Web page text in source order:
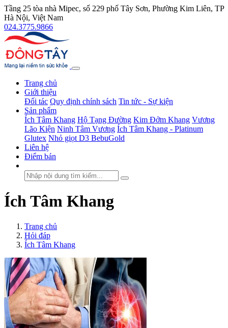
Tầng 25 tòa nhà Mipec, số 229 phố Tây Sơn, Phường Kim Liên, TP
Hà Nội, Việt Nam
024.3775.9866
Trang chủ
Giới thiệu
Đối tác Quy định chính sách Tin tức - Sự kiện
Sản phẩm
Ích Tâm Khang Hộ Tạng Đường Kim Đởm Khang Vương
Lão Kiện Ninh Tâm Vương Ích Tâm Khang - Platinum
Glutex Nhỏ giọt D3 BebuGold
Liên hệ
Điểm bán
Ích Tâm Khang
Trang chủ
Hỏi đáp
Ích Tâm Khang